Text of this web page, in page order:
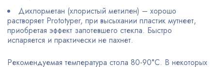
Дихлорметан (хлористый метилен) – хорошо
растворяет Prototyper, при высыхании пластик мутнеет,
приобретая эффект запотевшего стекла. Быстро
испаряется и практически не пахнет.
Рекомендуемая температура стола 80-90°С. В некоторых